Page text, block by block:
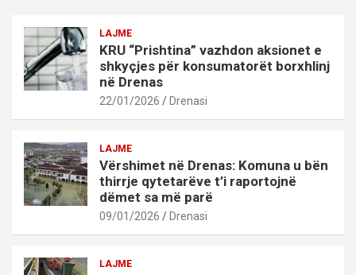
LAJME
KRU “Prishtina” vazhdon aksionet e
shkyçjes për konsumatorët borxhlinj
në Drenas
22/01/2026 Drenasi
LAJME
Vërshimet në Drenas: Komuna u bën
thirrje qytetarëve t’i raportojnë
dëmet sa më parë
09/01/2026 Drenasi
LAJME